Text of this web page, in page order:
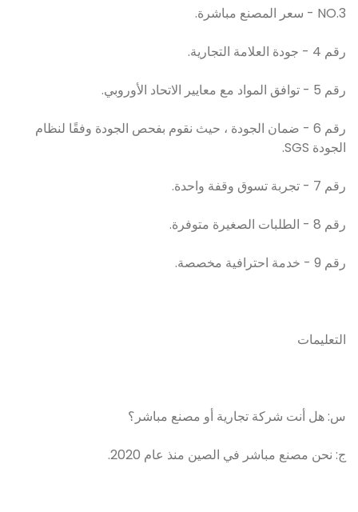
NO.3 - سعر المصنع مباشرة.
رقم 4 - جودة العلامة التجارية.
رقم 5 - توافق المواد مع معايير الاتحاد الأوروبي.
رقم 6 - ضمان الجودة ، حيث نقوم بفحص الجودة وفقًا لنظام
الجودة SGS.
رقم 7 - تجربة تسوق وقفة واحدة.
رقم 8 - الطلبات الصغيرة متوفرة.
رقم 9 - خدمة احترافية مخصصة.
التعليمات
س: هل أنت شركة تجارية أو مصنع مباشر؟
ج: نحن مصنع مباشر في الصين منذ عام 2020.